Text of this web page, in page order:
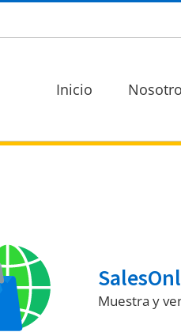
Inicio
Muestra y